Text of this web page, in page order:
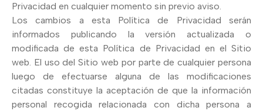
Privacidad en cualquier momento sin previo aviso.
Los cambios a esta Política de Privacidad serán
informados publicando la versión actualizada o
modificada de esta Política de Privacidad en el Sitio
web. El uso del Sitio web por parte de cualquier persona
luego de efectuarse alguna de las modificaciones
citadas constituye la aceptación de que la información
personal recogida relacionada con dicha persona a